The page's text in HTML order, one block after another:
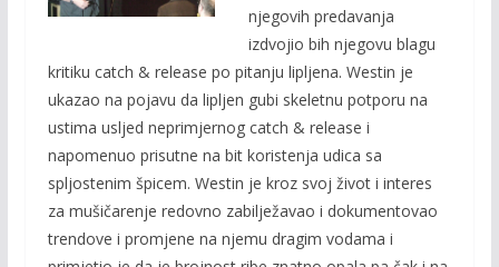
njegovih predavanja
izdvojio bih njegovu blagu
kritiku catch & release po pitanju lipljena. Westin je
ukazao na pojavu da lipljen gubi skeletnu potporu na
ustima usljed neprimjernog catch & release i
napomenuo prisutne na bit koristenja udica sa
spljostenim špicem. Westin je kroz svoj život i interes
za mušičarenje redovno zabilježavao i dokumentovao
trendove i promjene na njemu dragim vodama i